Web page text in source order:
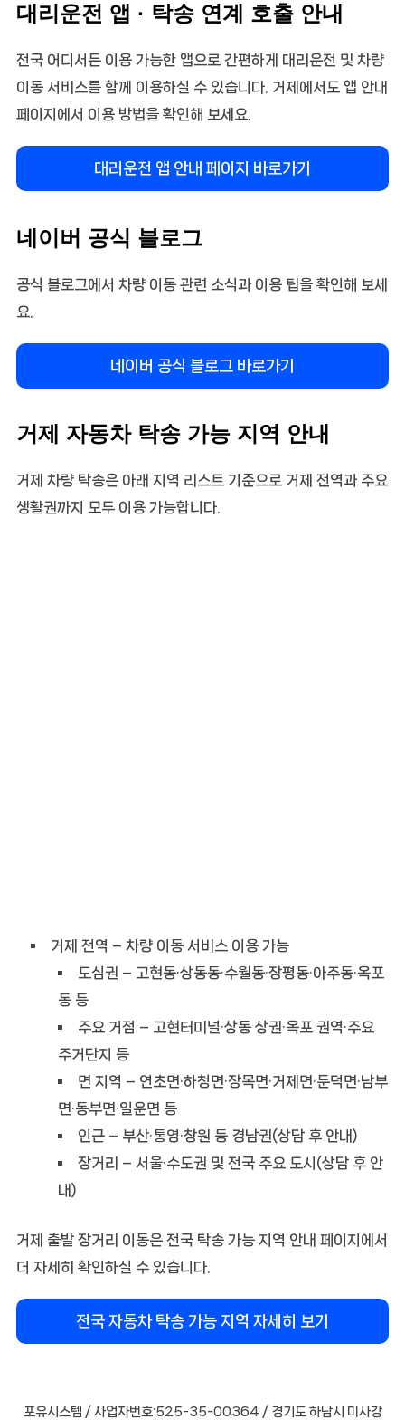
대리운전 앱 · 탁송 연계 호출 안내
전국 어디서든 이용 가능한 앱으로 간편하게 대리운전 및 차량
이동 서비스를 함께 이용하실 수 있습니다. 거제에서도 앱 안내
페이지에서 이용 방법을 확인해 보세요.
대리운전 앱 안내 페이지 바로가기
네이버 공식 블로그
공식 블로그에서 차량 이동 관련 소식과 이용 팁을 확인해 보세
요.
네이버 공식 블로그 바로가기
거제 자동차 탁송 가능 지역 안내
거제 차량 탁송은 아래 지역 리스트 기준으로 거제 전역과 주요
생활권까지 모두 이용 가능합니다.
거제 전역 – 차량 이동 서비스 이용 가능
도심권 – 고현동·상동동·수월동·장평동·아주동·옥포
동 등
주요 거점 – 고현터미널·상동 상권·옥포 권역·주요
주거단지 등
면 지역 – 연초면·하청면·장목면·거제면·둔덕면·남부
면·동부면·일운면 등
인근 – 부산·통영·창원 등 경남권(상담 후 안내)
장거리 – 서울·수도권 및 전국 주요 도시(상담 후 안
내)
거제 출발 장거리 이동은 전국 탁송 가능 지역 안내 페이지에서
더 자세히 확인하실 수 있습니다.
전국 자동차 탁송 가능 지역 자세히 보기
포유시스템 / 사업자번호:525-35-00364 / 경기도 하남시 미사강